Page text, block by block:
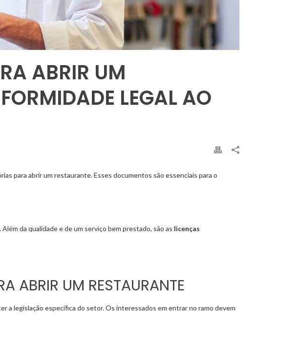
ABRIR UM
LEGAL AO
para abrir um restaurante. Esses documentos são essenciais para o
da qualidade e de um serviço bem prestado, são as licenças
ABRIR UM RESTAURANTE
a legislação específica do setor. Os interessados em entrar no ramo devem